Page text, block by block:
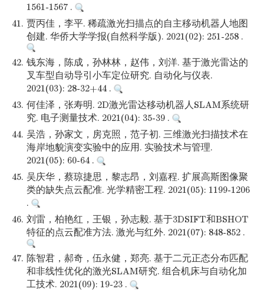
1561-1567 .
41. 贾丙佳，李平. 稀疏激光扫描点的自主移动机器人地图
创建. 华侨大学学报(自然科学版). 2021(02): 251-258 .
42. 钱东海，陈成，孙林林，赵伟，刘洋. 基于激光雷达的
叉车型自动导引小车定位研究. 自动化与仪表.
2021(03): 28-32+44 .
43. 何佳泽，张寿明. 2D激光雷达移动机器人SLAM系统研
究. 电子测量技术. 2021(04): 35-39 .
44. 吴浩，孙家文，房克照，范子初. 三维激光扫描技术在
海岸地貌演变实验中的应用. 实验技术与管理.
2021(05): 60-64 .
45. 吴庆华，蔡琼捷思，黎志昂，刘嘉程. 扩展高斯图像聚
类的缺失点云配准. 光学精密工程. 2021(05): 1199-1206
.
46. 刘雷，柏艳红，王银，孙志毅. 基于3DSIFT和BSHOT
特征的点云配准方法. 激光与红外. 2021(07): 848-852 .
47. 陈智君，郝奇，伍永健，郑亮. 基于二元正态分布匹配
和非线性优化的激光SLAM研究. 组合机床与自动化加
工技术. 2021(09): 19-23 .